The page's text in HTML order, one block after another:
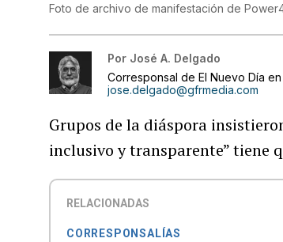
Foto de archivo de manifestación de
Por José A. Delgado
Corresponsal de El Nuevo Día en
jose.delgado@gfrmedia.com
Grupos de la diáspora
inclusivo y transparente” tiene
RELACIONADAS
CORRESPONSALÍAS